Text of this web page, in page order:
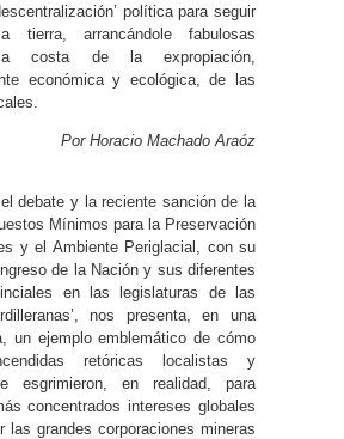
política para seguir
tierra, arrancándole fabulosas
a costa de la expropiación,
económica y ecológica, de las
Por Horacio Machado Araóz
debate y la reciente sanción de la
Mínimos para la Preservación
y el Ambiente Periglacial, con su
de la Nación y sus diferentes
en las legislaturas de las
nos presenta, en una
un ejemplo emblemático de cómo
retóricas localistas y
esgrimieron, en realidad, para
concentrados intereses globales
las grandes corporaciones mineras